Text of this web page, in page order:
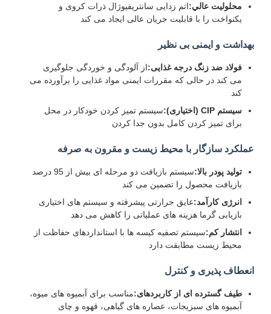
محلوليت عالي:اتم زدایی سانتریفیوژال ذرات کروی و
یکنواخت را با قابلیت جریان عالی ایجاد می کند
بهداشت و ایمنی بی نظیر
فولاد ضد زنگ درجه غذایی:از آلودگی و خوردگی جلوگیری
می کند در حالی که مقررات ایمنی مواد غذایی را برآورده می
کند
سیستم CIP (اختیاری):
سیستم تمیز کردن خودکار در محل
برای تمیز کردن کامل بدون جدا کردن
عملکرد سازگار با محیط زیست و مقرون به صرفه
تولید پودر بالا:
سیستم بازیافت دو مرحله ای بیش از 95 درصد
بازیافت محصول را تضمین می کند
انرژی کارآمد:عایق حرارتی پیشرفته و سیستم های اختیاری
بازیابی گرما هزینه های عملیاتی را کاهش می دهد
انتشار کم:سیستم تصفیه کیسه ها با استانداردهای حفاظت از
محیط زیست مطابقت دارد
انعطاف پذیری و کنترل
طیف گسترده ای از کاربردهای:مناسب برای آبمیوه های میوه،
آبمیوه های سبزیجات، عصاره های گیاهی، قهوه و چای